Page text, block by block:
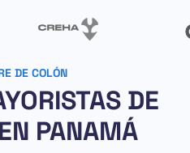
DE COLÓN
DE
PANAMÁ